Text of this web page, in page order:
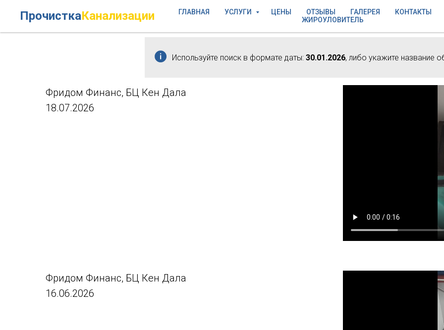
ПрочисткаКанализации ГЛАВНАЯ УСЛУГИ ЦЕНЫ ОТЗЫВЫ ГАЛЕРЕЯ КОНТАКТЫ
ЖИРОУЛОВИТЕЛЬ
Используйте поиск в формате даты: 30.01.2026, либо укажите название
Фридом Финанс, БЦ Кен Дала
18.07.2026
Фридом Финанс, БЦ Кен Дала
16.06.2026